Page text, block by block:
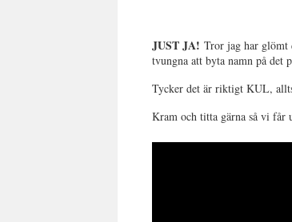
JUST JA! Tror jag har glömt
tvungna att byta namn på det
Tycker det är riktigt KUL,
Kram och titta gärna så vi får